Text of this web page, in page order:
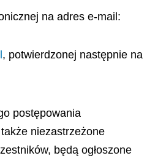
na adres e-mail:
, potwierdzonej następnie na
postępowania
niezastrzeżone
będą ogłoszone